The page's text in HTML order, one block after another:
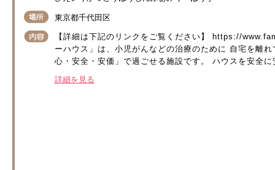
東京都千代田区
【詳細は下記のリンクをご覧ください】 https://
ーハウス」は、小児がんなどの治療のために 自宅を離
心・安全・安価」で過ごせる施設です。 ハウスを安全
詳細を見る